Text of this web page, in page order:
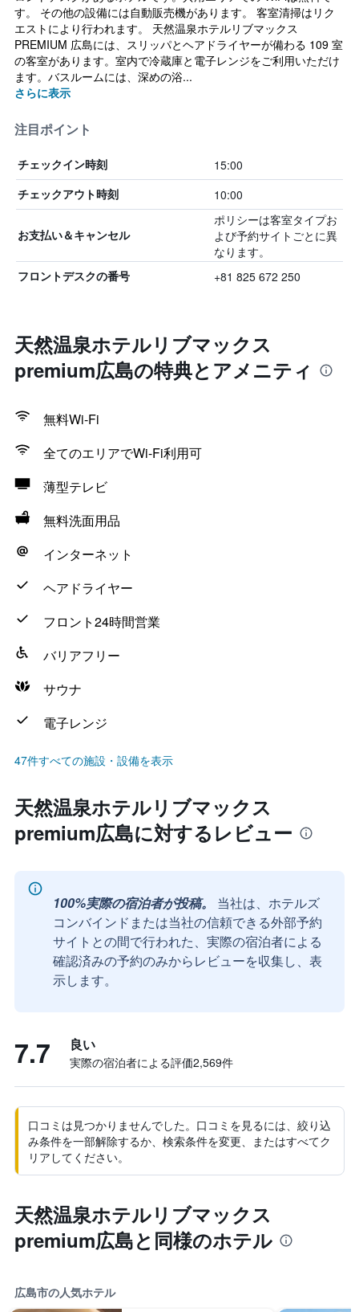
す。 その他の設備には自動販売機があります。 客室清掃はリク
エストにより行われます。 天然温泉ホテルリブマックス
PREMIUM 広島には、スリッパとヘアドライヤーが備わる 109 室
の客室があります。室内で冷蔵庫と電子レンジをご利用いただけ
ます。バスルームには、深めの浴...
さらに表示
注目ポイント
チェックイン時刻 15:00
チェックアウト時刻 10:00
お支払い＆キャンセル
ポリシーは客室タイプお
よび予約サイトごとに異
なります。
フロントデスクの番号 +81 825 672 250
天然温泉ホテルリブマックス
premium広島の特典とアメニティ
無料Wi-Fi
全てのエリアでWi-Fi利用可
薄型テレビ
無料洗面用品
インターネット
ヘアドライヤー
フロント24時間営業
バリアフリー
サウナ
電子レンジ
47件すべての施設・設備を表示
天然温泉ホテルリブマックス
premium広島に対するレビュー
100%実際の宿泊者が投稿。
当社は、ホテルズ
コンバインドまたは当社の信頼できる外部予約
サイトとの間で行われた、実際の宿泊者による
確認済みの予約のみからレビューを収集し、表
示します。
7.7 良い
実際の宿泊者による評価2,569​件
口コミは見つかりませんでした。口コミを見るには、絞り込
み条件を一部解除するか、検索条件を変更、またはすべてク
リアしてください。
天然温泉ホテルリブマックス
premium広島と同様のホテル
広島市の人気ホテル